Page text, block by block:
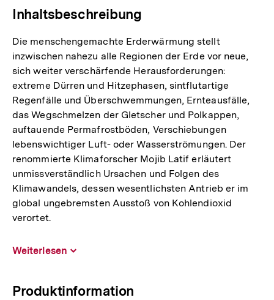
Inhaltsbeschreibung
Die menschengemachte Erderwärmung stellt
inzwischen nahezu alle Regionen der Erde vor neue,
sich weiter verschärfende Herausforderungen:
extreme Dürren und Hitzephasen, sintflutartige
Regenfälle und Überschwemmungen, Ernteausfälle,
das Wegschmelzen der Gletscher und Polkappen,
auftauende Permafrostböden, Verschiebungen
lebenswichtiger Luft- oder Wasserströmungen. Der
renommierte Klimaforscher Mojib Latif erläutert
unmissverständlich Ursachen und Folgen des
Klimawandels, dessen wesentlichsten Antrieb er im
global ungebremsten Ausstoß von Kohlendioxid
verortet.
Weiterlesen
Produktinformation